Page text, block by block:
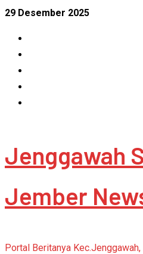
Skip
29 Desember 2025
Jenggawah
Jember
Portal Beritanya